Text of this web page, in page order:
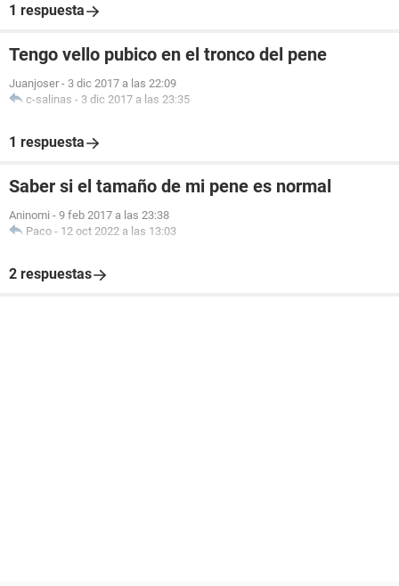
1 respuesta
Tengo vello pubico en el tronco del pene
Juanjoser - 3 dic 2017 a las 22:09
c-salinas - 3 dic 2017 a las 23:35
1 respuesta
Saber si el tamaño de mi pene es normal
Aninomi - 9 feb 2017 a las 23:38
Paco - 12 oct 2022 a las 13:03
2 respuestas